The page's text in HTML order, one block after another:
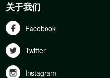
关于我们
Facebook
Twitter
Instagram